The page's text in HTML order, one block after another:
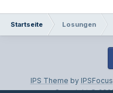
Startseite Losungen
IPS Theme by IPSFocus